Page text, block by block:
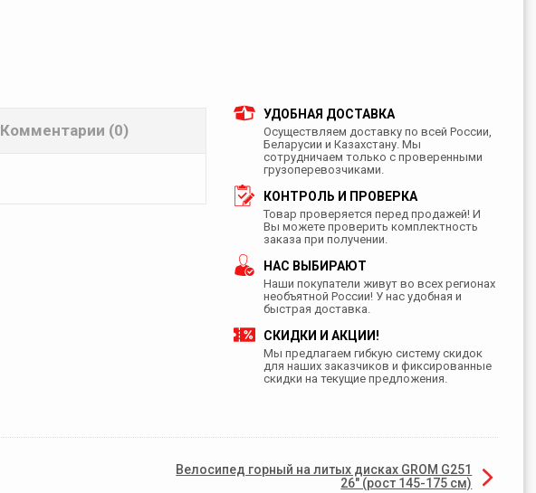
Комментарии (0)
УДОБНАЯ ДОСТАВКА
Осуществляем доставку по всей России,
Беларусии и Казахстану. Мы
сотрудничаем только с проверенными
грузоперевозчиками.
КОНТРОЛЬ И ПРОВЕРКА
Товар проверяется перед продажей! И
Вы можете проверить комплектность
заказа при получении.
НАС ВЫБИРАЮТ
Наши покупатели живут во всех регионах
необъятной России! У нас удобная и
быстрая доставка.
СКИДКИ И АКЦИИ!
Мы предлагаем гибкую систему скидок
для наших заказчиков и фиксированные
скидки на текущие предложения.
Велосипед горный на литых дисках GROM G251
26" (рост 145-175 см)